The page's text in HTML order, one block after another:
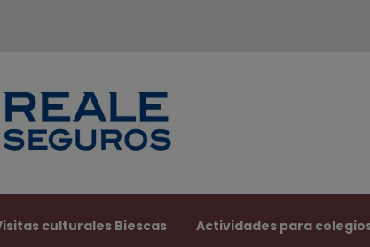
culturales Biescas
Actividades para